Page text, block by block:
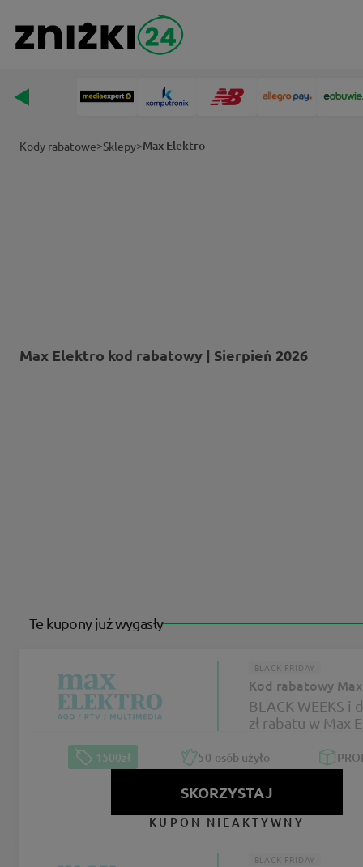
Kody rabatowe>Sklepy>Max Elektro
Max Elektro kod rabatowy | Sierpień 2026
Te kupony już wygasły
BLACK FRIDAY
Kod rabatowy
BLACK WEEKS i
zł rabatu w Max
-1500zł 50 osób użyło
SKORZYSTAJ
KUPON NIEAKTYWNY
BLACK FRIDAY